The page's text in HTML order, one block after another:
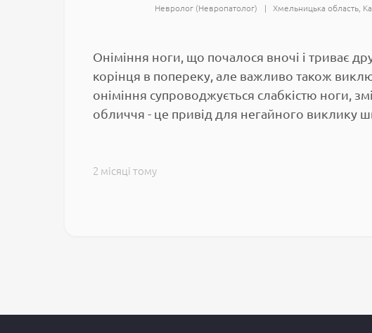
Невролог (Невропатолог) Хмельницька область
Оніміння ноги, що почалося вночі і триває
корінця в попереку, але важливо також
оніміння супроводжується слабкістю ноги,
обличчя - це привід для негайного виклику
2 місяці тому